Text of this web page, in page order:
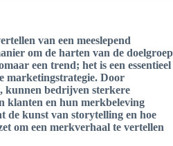
van een meeslepend
om de harten van de doelgroep
een trend; het is een essentieel
marketingstrategie. Door
kunnen bedrijven sterkere
klanten en hun merkbeleving
de kunst van storytelling en hoe
om een merkverhaal te vertellen